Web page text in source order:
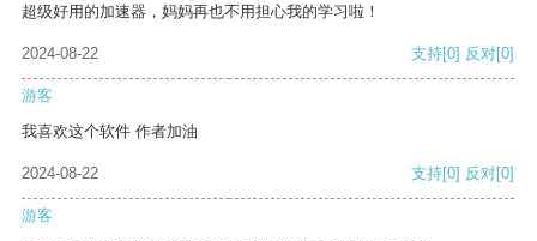
超级好用的加速器，妈妈再也不用担心我的学习啦！
2024-08-22 支持[0] 反对[0]
游客
我喜欢这个软件 作者加油
2024-08-22 支持[0] 反对[0]
游客